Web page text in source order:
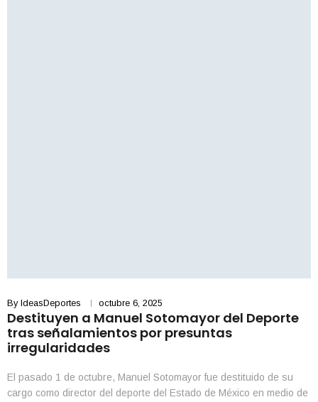
By IdeasDeportes octubre 6, 2025
Destituyen a Manuel Sotomayor del Deporte
tras señalamientos por presuntas
irregularidades
El pasado 1 de octubre, Manuel Sotomayor fue destituido de su
cargo como director del deporte del Estado de México en medio de